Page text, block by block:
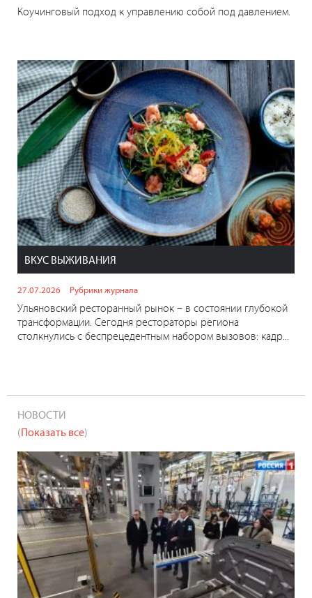
Коучинговый подход к управлению собой под давлением.
ВКУС ВЫЖИВАНИЯ
27.07.2026 Рубрики журнала
Ульяновский ресторанный рынок – в состоянии глубокой
трансформации. Сегодня рестораторы региона
столкнулись с беспрецедентным набором вызовов: кадр...
НОВОСТИ
(Показать все)